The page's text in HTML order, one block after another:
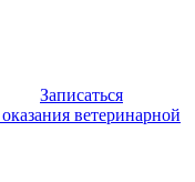
Записаться
ветеринарной